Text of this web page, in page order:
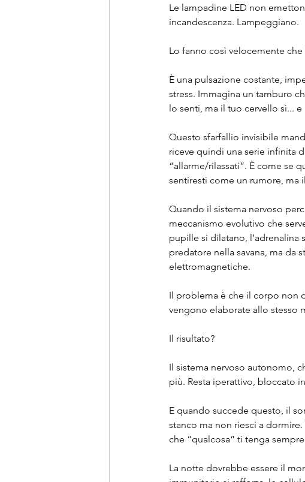
Le lampadine LED non
incandescenza. Lampeggiano.
Lo fanno così velocemente
È una pulsazione costante,
stress. Immagina un tamburo
lo senti, ma il tuo cervello sì...
Questo sfarfallio invisibile
riceve quindi una serie infinita
“allarme/rilassati”. È come se
sentiresti come un rumore,
Quando il sistema nervoso
meccanismo evolutivo che
pupille si dilatano,
predatore nella savana, ma da
elettromagnetiche.
Il problema è che il corpo non
vengono elaborate allo stesso
Il risultato?
Il sistema nervoso autonomo,
più. Resta iperattivo, bloccato
E quando succede questo, il
stanco ma non riesci a
che “qualcosa” ti tenga
La notte dovrebbe essere il